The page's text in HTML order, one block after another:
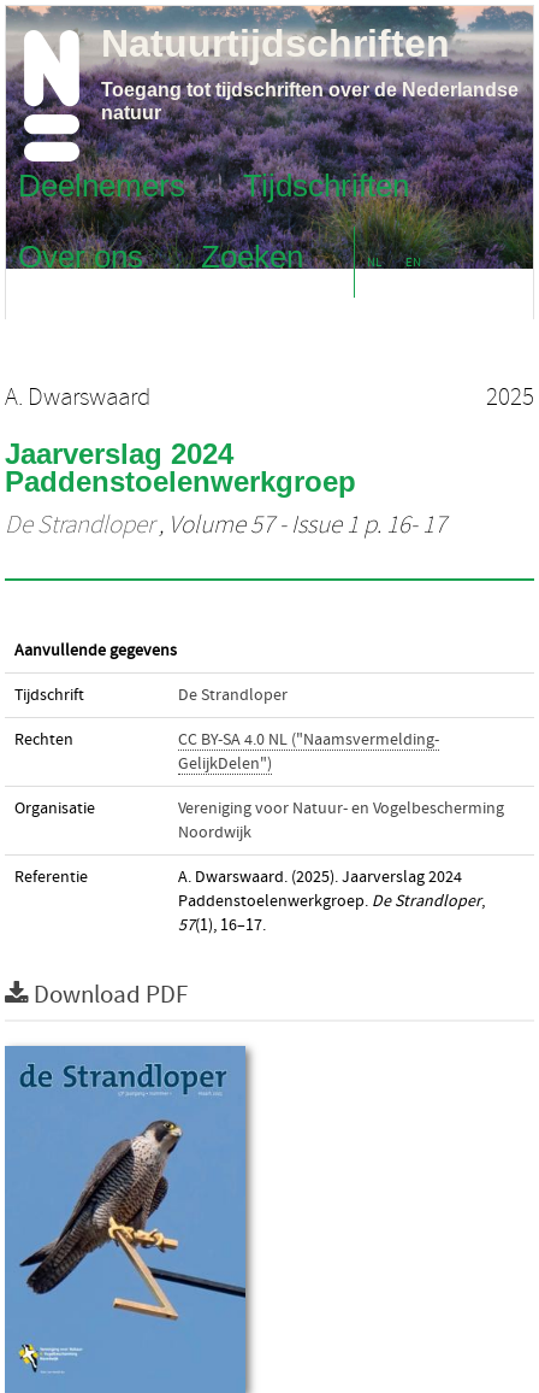
Deelnemers
Tijdschriften
Over ons
Zoeken NL EN
Natuurtijdschriften
Toegang tot tijdschriften over de Nederlandse
natuur
A. Dwarswaard 2025
Jaarverslag 2024
Paddenstoelenwerkgroep
De Strandloper, Volume 57 - Issue 1 p. 16- 17
Aanvullende gegevens
Tijdschrift De Strandloper
Rechten
CC BY-SA 4.0 NL ("Naamsvermelding-
GelijkDelen")
Organisatie
Vereniging voor Natuur- en Vogelbescherming
Noordwijk
Referentie
A. Dwarswaard. (2025). Jaarverslag 2024
Paddenstoelenwerkgroep. De Strandloper,
57(1), 16–17.
Download PDF